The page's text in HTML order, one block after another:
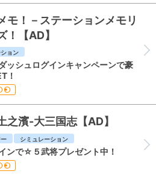
モ！－ステーションメモリ
！【AD】
ョン
ッシュログインキャンペーンで豪
！
之濱-大三国志【AD】
シミュレーション
ンで☆５武将プレゼント中！